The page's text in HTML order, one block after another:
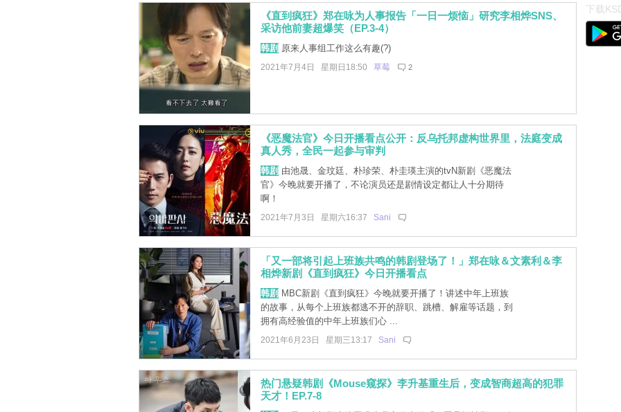
《直到疯狂》郑在咏为人事报告「一日一烦恼」研究李相烨SNS、
采访他前妻超爆笑（EP.3-4）
韩剧 原来人事组工作这么有趣(?)
2021年7月4日 星期日18:50 草莓 2
《恶魔法官》今日开播看点公开：反乌托邦虚构世界里，法庭变成
真人秀，全民一起参与审判
韩剧 由池晟、金玟廷、朴珍荣、朴圭瑛主演的tvN新剧《恶魔法
官》今晚就要开播了，不论演员还是剧情设定都让人十分期待
啊！
2021年7月3日 星期六16:37 Sani
「又一部将引起上班族共鸣的韩剧登场了！」郑在咏＆文素利＆李
相烨新剧《直到疯狂》今日开播看点
韩剧 MBC新剧《直到疯狂》今晚就要开播了！讲述中年上班族
的故事，从每个上班族都逃不开的辞职、跳槽、解雇等话题，到
拥有高经验值的中年上班族们心 ...
2021年6月23日 星期三13:17 Sani
热门悬疑韩剧《Mouse窥探》李升基重生后，变成智商超高的犯罪
天才！EP.7-8
下载